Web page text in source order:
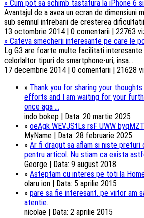
» Cum pot sa schimb tastatura la iPhone 6
Avantajul de a avea un ecran de dimensiuni
sub semnul intrebarii de cresterea
13 octombrie 2014 | 0 comentarii | 22763
» Cateva smecherii interesante pe care le
Lg G3 are foarte multe facilitati interesante
celorlaltor tipuri de smartphone-uri, insa...
17 decembrie 2014 | 0 comentarii | 21628
» Thank you for sharing your
efforts and I am waiting for your
once aga ...
indo bokep | Data: 20 martie 2025
» oeAgk WEVJStLs rsF UWW
MyName | Data: 28 februarie 2025
» Ar fi dragut sa aflam si niste preturi
pentru articol. Nu stiam ca exista
George | Data: 9 august 2018
» Asteptam cu interes pe toti la
olaru ion | Data: 5 aprilie 2015
» pare sa fie interesant. pe viitor am
atentie.
nicolae | Data: 2 aprilie 2015